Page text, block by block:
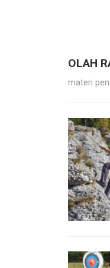
OLAH
materi